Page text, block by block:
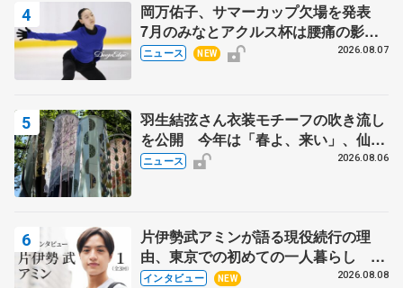
岡万佑子、サマーカップ欠場を発表
7月のみなとアクルス杯は腰痛の影響
で
ニュース NEW 2026.08.07
羽生結弦さん衣装モチーフの吹き流し
を公開 今年は「春よ、来い」、仙台
の瑞鳳殿
ニュース 2026.08.06
片伊勢武アミンが語る現役続行の理
由、東京での初めての一人暮らし 注
目スケーターの「今」に迫る
インタビュー NEW 2026.08.08